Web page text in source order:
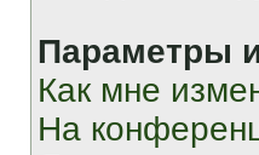
Параметры
Как мне
На